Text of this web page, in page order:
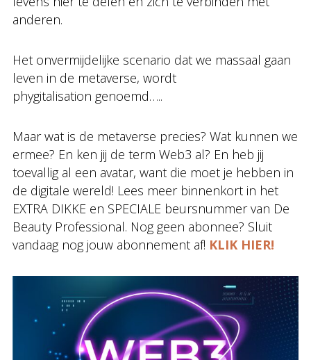
anderen.
Het onvermijdelijke scenario dat we massaal gaan
leven in de metaverse, wordt
phygitalisation genoemd…..
Maar wat is de metaverse precies? Wat kunnen we
ermee? En ken jij de term Web3 al? En heb jij
toevallig al een avatar, want die moet je hebben in
de digitale wereld! Lees meer binnenkort in het
EXTRA DIKKE en SPECIALE beursnummer van De
Beauty Professional. Nog geen abonnee? Sluit
vandaag nog jouw abonnement af! KLIK HIER!